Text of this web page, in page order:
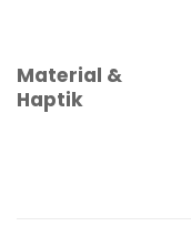
Material &
Haptik